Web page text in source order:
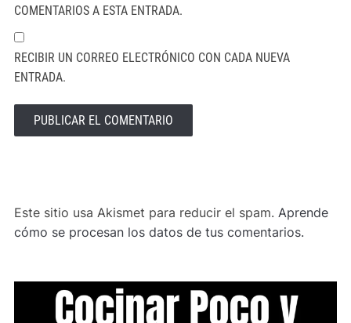
COMENTARIOS A ESTA ENTRADA.
RECIBIR UN CORREO ELECTRÓNICO CON CADA NUEVA
ENTRADA.
Este sitio usa Akismet para reducir el spam. Aprende
cómo se procesan los datos de tus comentarios.